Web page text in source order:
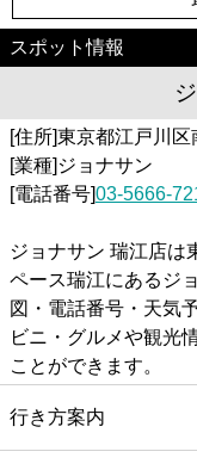
スポット情報
[住所]東京都江戸川
[業種]ジョナサン
[電話番号]03-5666-
ジョナサン 瑞江店は
ペース瑞江にあるジ
図・電話番号・天気
ビニ・グルメや観光
ことができます。
行き方案内